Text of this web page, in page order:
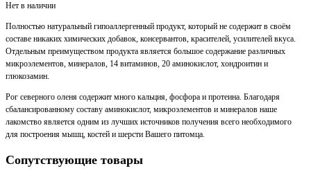
Нет в наличии
Полностью натуральный гипоаллергенный продукт, который не содержит в своём
составе никаких химических добавок, консервантов, красителей, усилителей вкуса.
Отдельным преимуществом продукта является большое содержание различных
микроэлементов, минералов, 14 витаминов, 20 аминокислот, хондроитин и
глюкозамин.
Рог северного оленя содержит много кальция, фосфора и протеина. Благодаря
сбалансированному составу аминокислот, микроэлементов и минералов наше
лакомство является одним из лучших источников получения всего необходимого
для построения мышц, костей и шерсти Вашего питомца.
Сопутствующие товары